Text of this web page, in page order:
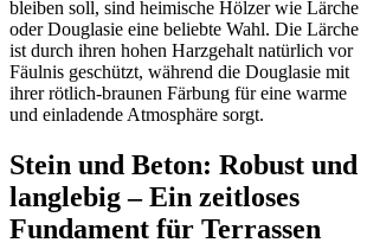
bleiben soll, sind heimische Hölzer wie Lärche
oder Douglasie eine beliebte Wahl. Die Lärche
ist durch ihren hohen Harzgehalt natürlich vor
Fäulnis geschützt, während die Douglasie mit
ihrer rötlich-braunen Färbung für eine warme
und einladende Atmosphäre sorgt.
Stein und Beton: Robust und
langlebig – Ein zeitloses
Fundament für Terrassen